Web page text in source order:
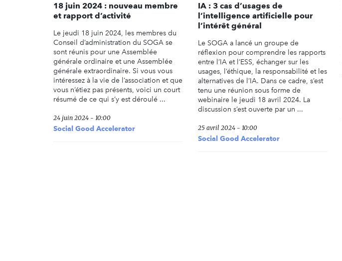
18 juin 2024 : nouveau membre
et rapport d’activité
Le jeudi 18 juin 2024, les membres du
Conseil d’administration du SOGA se
sont réunis pour une Assemblée
générale ordinaire et une Assemblée
générale extraordinaire. Si vous vous
intéressez à la vie de l’association et que
vous n’étiez pas présents, voici un court
résumé de ce qui s’y est déroulé ...
24 juin 2024 - 10:00
Social Good Accelerator
IA : 3 cas d’usages de
l’intelligence artificielle pour
l’intérêt général
Le SOGA a lancé un groupe de
réflexion pour comprendre les rapports
entre l’IA et l’ESS, échanger sur les
usages, l’éthique, la responsabilité et les
alternatives de l’IA. Dans ce cadre, s’est
tenu une réunion sous forme de
webinaire le jeudi 18 avril 2024. La
discussion s’est ouverte par un ...
25 avril 2024 - 10:00
Social Good Accelerator